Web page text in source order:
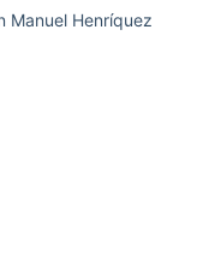
Manuel Henríquez